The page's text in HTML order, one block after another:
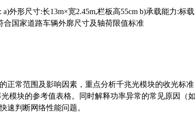
外形尺寸:长13m×宽2.45m,栏板高55cm b)承载能力:标载
合国家道路车辆外廓尺寸及轴荷限值标准
正常范围及影响因素，重点分析千兆光模块的收光标
模块的参考值表格。同时解释功率异常的常见原因（
速判断网络性能问题。